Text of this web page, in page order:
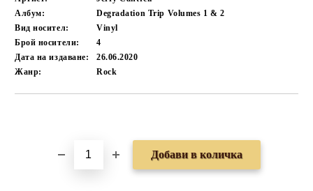
Албум:
Degradation Trip Volumes 1 & 2
Вид носител:
Vinyl
Брой носители:
4
Дата на издаване:
26.06.2020
Жанр:
Rock